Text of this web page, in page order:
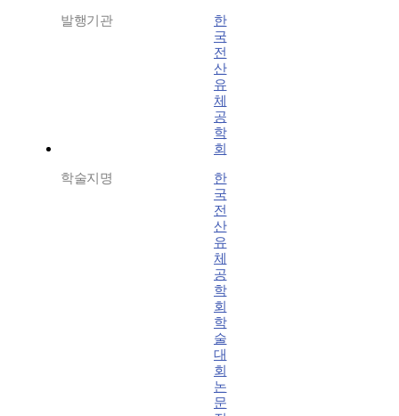
발행기관
한
국
전
산
유
체
공
학
회
학술지명
한
국
전
산
유
체
공
학
회
학
술
대
회
논
문